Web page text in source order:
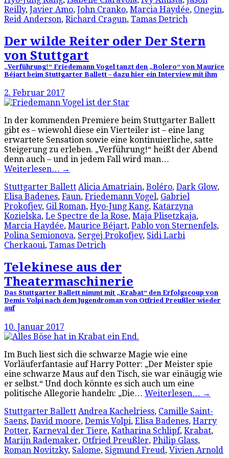
Reilly, Javier Amo, John Cranko, Marcia Haydée, Onegin,
Reid Anderson, Richard Cragun, Tamas Detrich
Der wilde Reiter oder Der Stern
von Stuttgart
„Verführung!“ Friedemann Vogel tanzt den „Bolero“ von Maurice
Béjart beim Stuttgarter Ballett – dazu hier ein Interview mit ihm
2. Februar 2017
In der kommenden Premiere beim Stuttgarter Ballett
gibt es – wiewohl diese ein Vierteiler ist – eine lang
erwartete Sensation sowie eine kontinuierliche, satte
Steigerung zu erleben. „Verführung!“ heißt der Abend
denn auch – und in jedem Fall wird man…
Weiterlesen… →
Stuttgarter Ballett Alicia Amatriain, Boléro, Dark Glow,
Elisa Badenes, Faun, Friedemann Vogel, Gabriel
Prokofjev, Gil Roman, Hyo-Jung Kang, Katarzyna
Kozielska, Le Spectre de la Rose, Maja Plisetzkaja,
Marcia Haydée, Maurice Béjart, Pablo von Sternenfels,
Polina Semionova, Sergej Prokofjev, Sidi Larbi
Cherkaoui, Tamas Detrich
Telekinese aus der
Theatermaschinerie
Das Stuttgarter Ballett nimmt mit „Krabat“ den Erfolgscoup von
Demis Volpi nach dem Jugendroman von Otfried Preußler wieder
auf
10. Januar 2017
Im Buch liest sich die schwarze Magie wie eine
Vorläuferfantasie auf Harry Potter: „Der Meister spie
eine schwarze Maus auf den Tisch, sie war einäugig wie
er selbst.“ Und doch könnte es sich auch um eine
politische Allegorie handeln: „Die… Weiterlesen… →
Stuttgarter Ballett Andrea Kachelriess, Camille Saint-
Saens, David moore, Demis Volpi, Elisa Badenes, Harry
Potter, Karneval der Tiere, Katharina Schlipf, Krabat,
Marijn Rademaker, Otfried Preußler, Philip Glass,
Roman Novitzky, Salome, Sigmund Freud, Vivien Arnold